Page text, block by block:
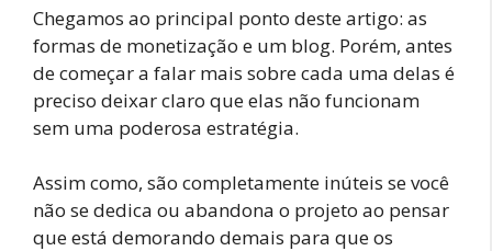
Chegamos ao principal ponto deste artigo: as
formas de monetização e um blog. Porém, antes
de começar a falar mais sobre cada uma delas é
preciso deixar claro que elas não funcionam
sem uma poderosa estratégia.
Assim como, são completamente inúteis se você
não se dedica ou abandona o projeto ao pensar
que está demorando demais para que os